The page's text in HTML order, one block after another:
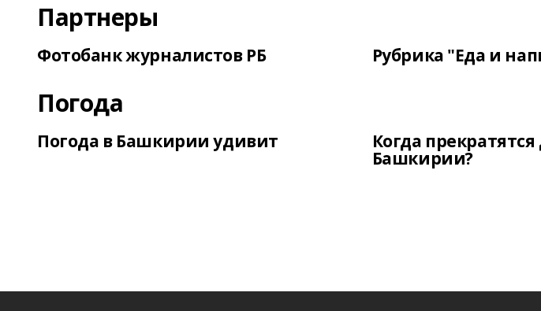
Партнеры
Фотобанк журналистов РБ Рубрика "Еда и
Погода
Погода в Башкирии удивит Когда
Башкирии?